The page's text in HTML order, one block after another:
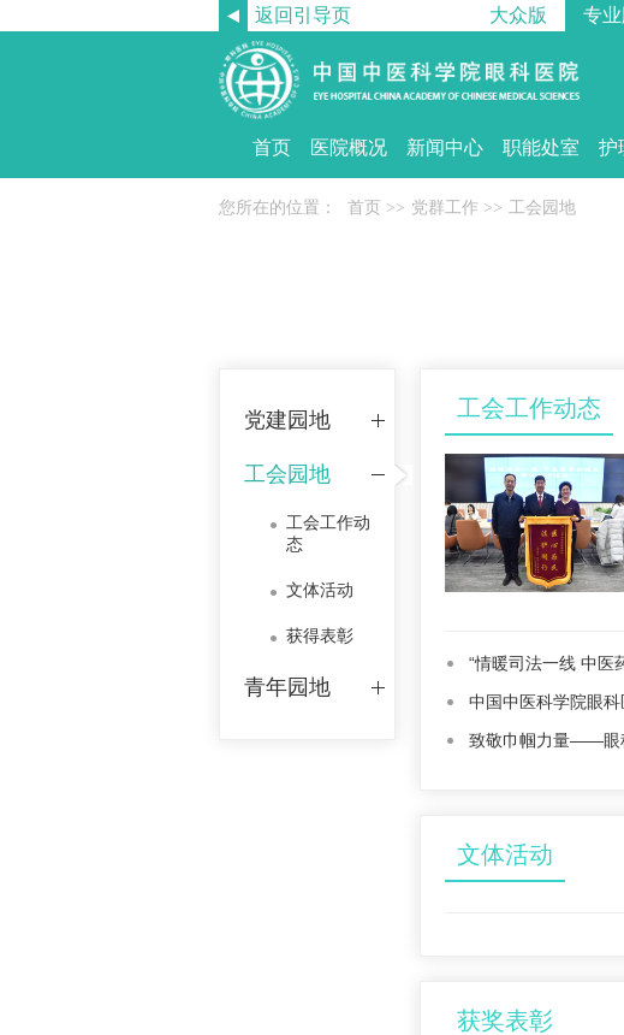
返回引导页 大众版 专业
首页 医院概况 新闻中心 职能处室 护
您所在的位置： 首页 >> 党群工作 >> 工会园地
党建园地
工会园地
工会工作动
态
文体活动
获得表彰
青年园地
工会工作动态
“情暖司法一线 中医
中国中医科学院眼
致敬巾帼力量——眼
文体活动
获奖表彰